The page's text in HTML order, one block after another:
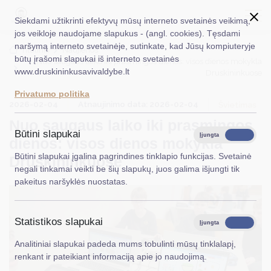
Siekdami užtikrinti efektyvų mūsų interneto svetainės veikimą,
jos veikloje naudojame slapukus - (angl. cookies). Tęsdami
naršymą interneto svetainėje, sutinkate, kad Jūsų kompiuteryje
būtų įrašomi slapukai iš interneto svetainės
www.druskininkusavivaldybe.lt
Privatumo politika
Būtini slapukai Įjungta
Būtini slapukai įgalina pagrindines tinklapio funkcijas. Svetainė
negali tinkamai veikti be šių slapukų, juos galima išjungti tik
pakeitus naršyklės nuostatas.
Statistikos slapukai Įjungta
Analitiniai slapukai padeda mums tobulinti mūsų tinklalapį,
renkant ir pateikiant informaciją apie jo naudojimą.
EN Ieškoti...
Veiklos sritys
Teisinė informacija
Struktūra ir kontaktinė informacija
Karjera
DUK
Titulinis
Naujienos
Nuo saugaus laiko iki prasmingos dienos: visos dienos mokykla
Nuo saugaus laiko iki prasmingos
dienos: visos dienos mokykla
Druskininkuose